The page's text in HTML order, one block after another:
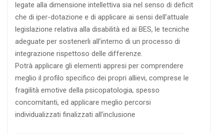
legate alla dimensione intellettiva sia nel senso di deficit
che di iper-dotazione e di applicare ai sensi dell’attuale
legislazione relativa alla disabilità ed ai BES, le tecniche
adeguate per sostenerli all’interno di un processo di
integrazione rispettoso delle differenze.
Potrà applicare gli elementi appresi per comprendere
meglio il profilo specifico dei propri allievi, comprese le
fragilità emotive della psicopatologia, spesso
concomitanti, ed applicare meglio percorsi
individualizzati finalizzati all’inclusione